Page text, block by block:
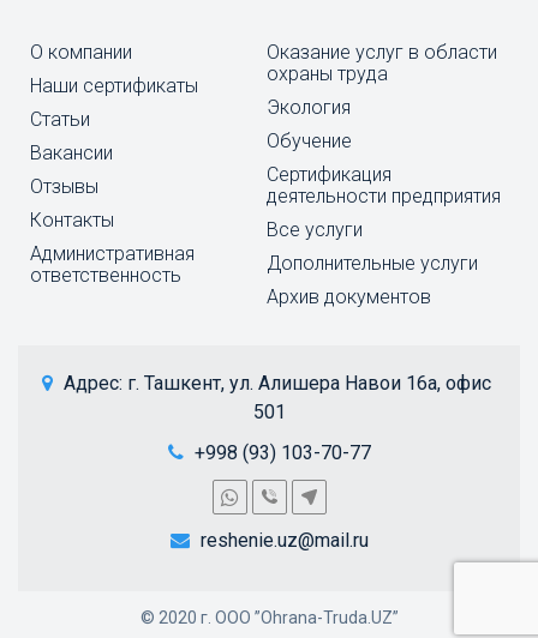
© 2020 г. ООО ”Ohrana-Truda.UZ”
О компании
Наши сертификаты
Статьи
Вакансии
Отзывы
Контакты
Административная
ответственность
Оказание услуг в области
охраны труда
Экология
Обучение
Cертификация
деятельности предприятия
Все услуги
Дополнительные услуги
Архив документов
Адрес: г. Ташкент, ул. Алишера Навои 16а, офис
501
+998 (93) 103-70-77
reshenie.uz@mail.ru